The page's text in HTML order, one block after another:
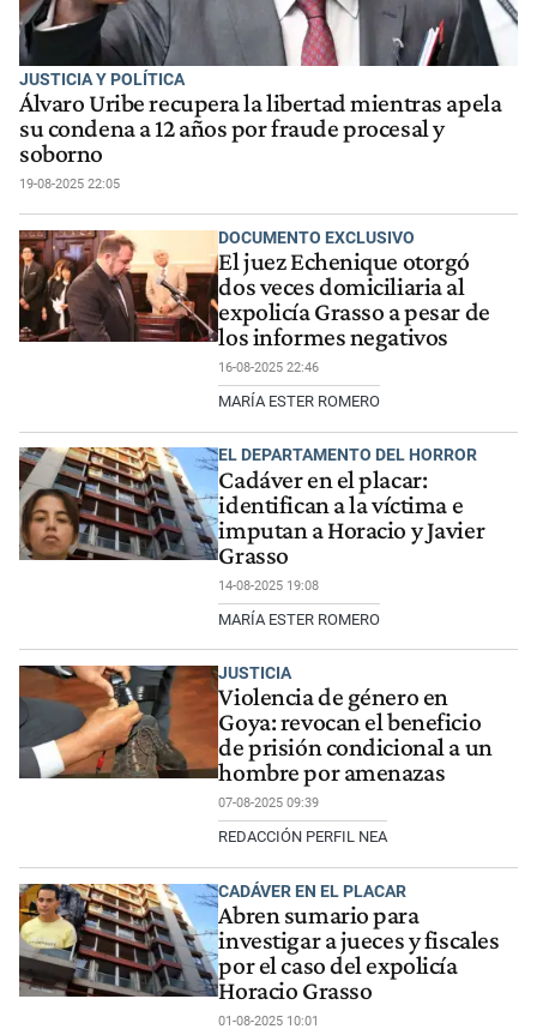
JUSTICIA Y POLÍTICA
Álvaro Uribe recupera la libertad mientras apela
su condena a 12 años por fraude procesal y
soborno
19-08-2025 22:05
DOCUMENTO EXCLUSIVO
El juez Echenique otorgó
dos veces domiciliaria al
expolicía Grasso a pesar de
los informes negativos
16-08-2025 22:46
MARÍA ESTER ROMERO
EL DEPARTAMENTO DEL HORROR
Cadáver en el placar:
identifican a la víctima e
imputan a Horacio y Javier
Grasso
14-08-2025 19:08
MARÍA ESTER ROMERO
JUSTICIA
Violencia de género en
Goya: revocan el beneficio
de prisión condicional a un
hombre por amenazas
07-08-2025 09:39
REDACCIÓN PERFIL NEA
CADÁVER EN EL PLACAR
Abren sumario para
investigar a jueces y fiscales
por el caso del expolicía
Horacio Grasso
01-08-2025 10:01